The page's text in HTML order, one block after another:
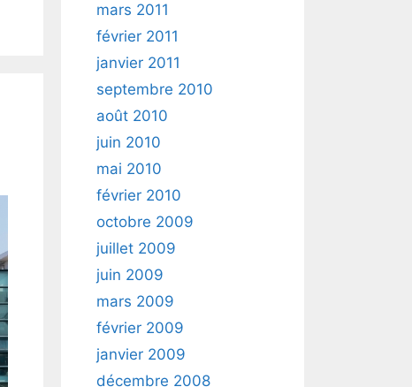
mars 2011
février 2011
janvier 2011
septembre 2010
août 2010
juin 2010
mai 2010
février 2010
octobre 2009
juillet 2009
juin 2009
mars 2009
février 2009
janvier 2009
décembre 2008